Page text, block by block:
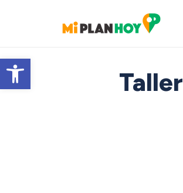
Abrir barra de herramientas